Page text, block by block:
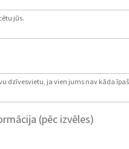
jūs.
dzīvesvietu, ja vien jums nav kāda
(pēc izvēles)